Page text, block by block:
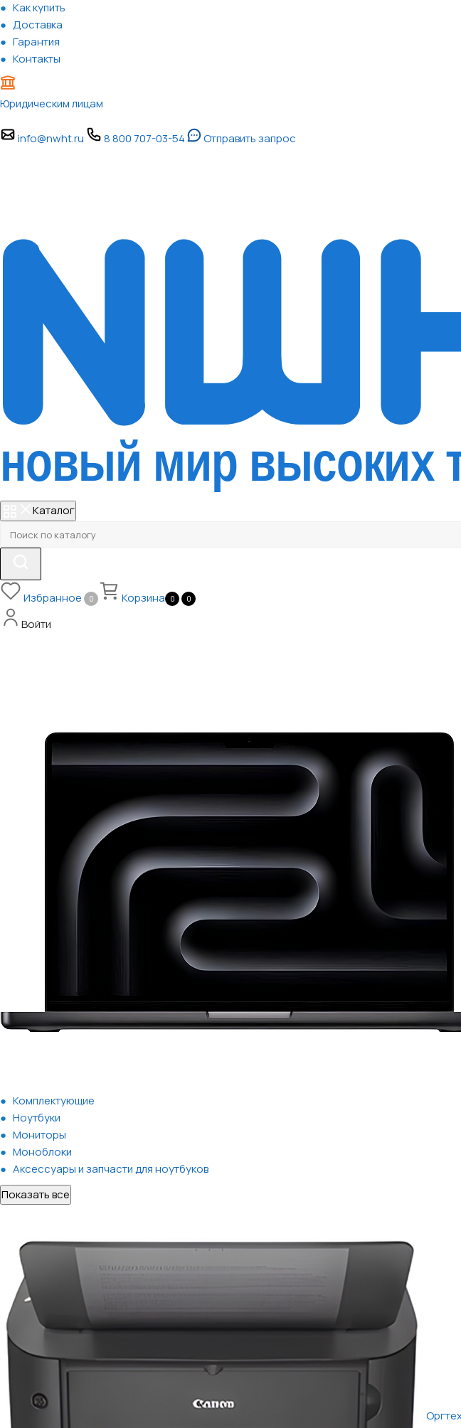
Как купить
Доставка
Гарантия
Контакты
Юридическим лицам
info@nwht.ru 8 800 707-03-54 Отправить запрос
Каталог
Избранное 0 Корзина 0 0
Войти
Комплектующие
Ноутбуки
Мониторы
Моноблоки
Аксессуары и запчасти для ноутбуков
Показать все